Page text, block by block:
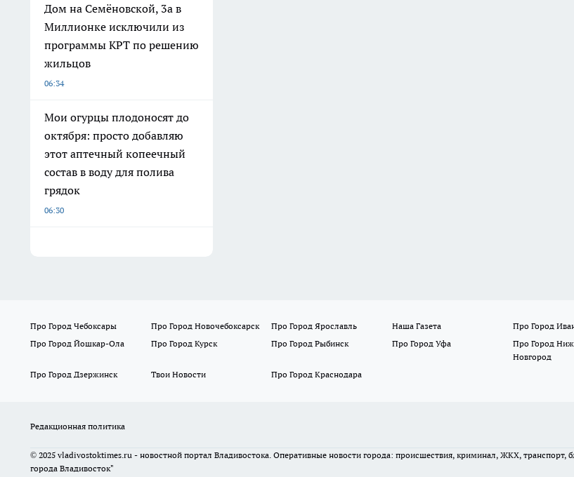
Дом на Семёновской, 3а в
Миллионке исключили из
программы КРТ по решению
жильцов
06:34
Мои огурцы плодоносят до
октября: просто добавляю
этот аптечный копеечный
состав в воду для полива
грядок
06:30
Про Город Чебоксары Про Город Новочебоксарск Про Город Ярославль Наша Газета
Про Город
Про Город Йошкар-Ола
Про Город Курск Про Город Рыбинск Про Город Уфа
Про Город
Новгород
Про Город Дзержинск
Твои Новости Про Город Краснодара
Редакционная политика
© 2025 vladivostoktimes.ru - новостной портал Владивостока. Оперативные новости города: происшествия, криминал, ЖКХ, транспорт,
города Владивосток"